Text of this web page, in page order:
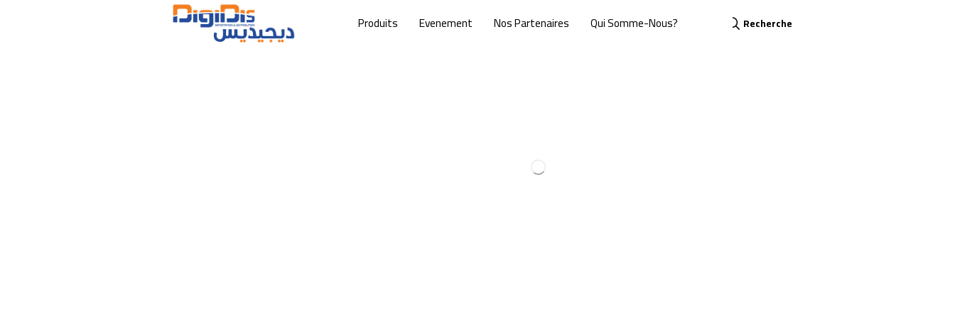
Produits Evenement Nos Partenaires Qui Somme-Nous? Recherche